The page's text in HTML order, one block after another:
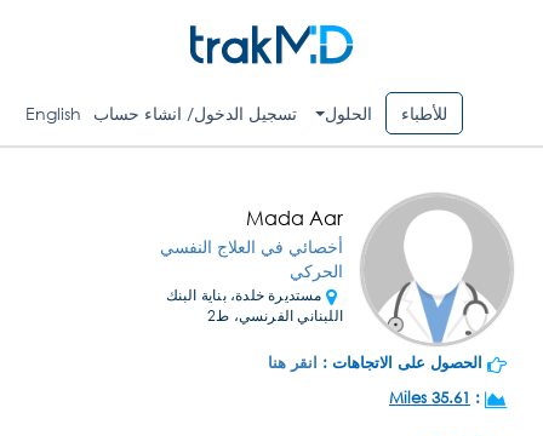
للأطباء الحلول تسجيل الدخول/ انشاء حساب English
Mada Aar
أخصائي في العلاج النفسي
الحركي
مستديرة خلدة، بناية البنك
اللبناني الفرنسي، ط2
الحصول على الاتجاهات : انقر هنا
:
35.61 Miles